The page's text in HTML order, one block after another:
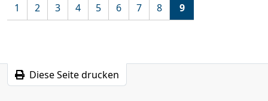
1 2 3 4 5 6 7 8 9
Diese Seite drucken